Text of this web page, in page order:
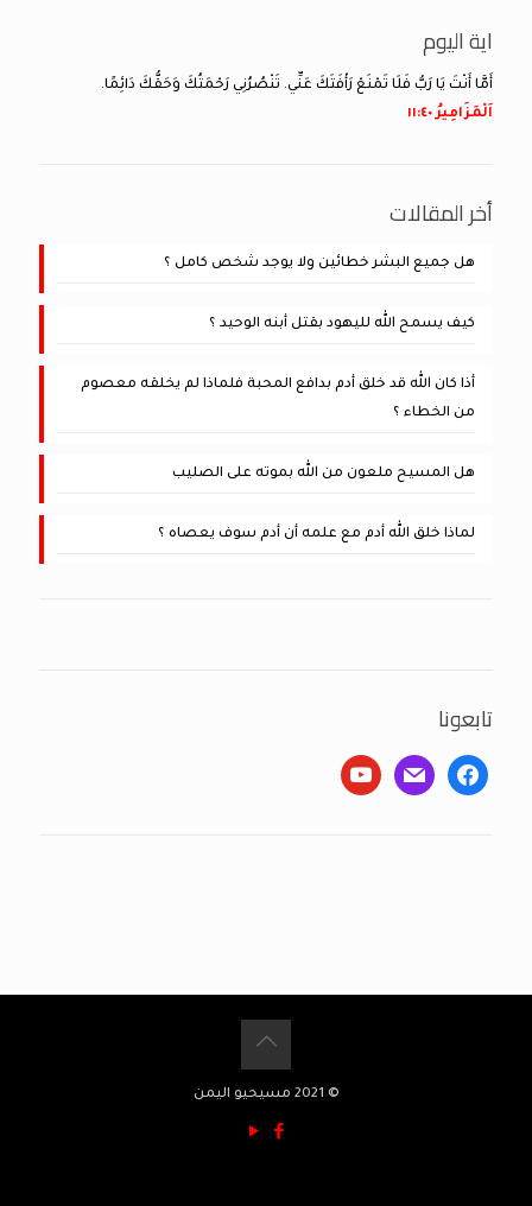
اية اليوم
أَمَّا أَنْتَ يَا رَبُّ فَلَا تَمْنَعْ رَأْفَتَكَ عَنِّي. تَنْصُرُنِي رَحْمَتُكَ وَحَقُّكَ دَائِمًا.
اَلْمَزَامِيرُ ٤٠:‏١١
أخر المقالات
هل جميع البشر خطائين ولا يوجد شخص كامل ؟
كيف يسمح الله لليهود بقتل أبنه الوحيد ؟
أذا كان الله قد خلق أدم بدافع المحبة فلماذا لم يخلقه معصوم
من الخطاء ؟
هل المسيح ملعون من الله بموته على الصليب
لماذا خلق الله أدم مع علمه أن أدم سوف يعصاه ؟
تابعونا
facebook
mail
youtube
© 2021 مسيحيو اليمن